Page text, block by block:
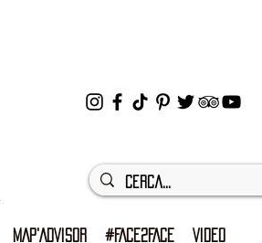
MAP'ADVISOR #FACE2FACE VIDEO